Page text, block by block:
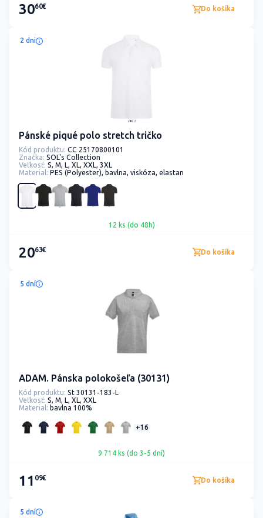
3060€ Do košíka
2 dni
Pánské piqué polo stretch tričko
Kód produktu: CC 25170800101
Značka: SOL's Collection
Veľkosť: S, M, L, XL, XXL, 3XL
Material: PES (Polyester), bavlna, viskóza, elastan
12 ks (do 48h)
2063€ Do košíka
5 dní
ADAM. Pánska polokošeľa (30131)
Kód produktu: St 30131-183-L
Veľkosť: S, M, L, XL, XXL
Material: bavlna 100%
+16
9 714 ks (do 3-5 dní)
11 09€ Do košíka
5 dní